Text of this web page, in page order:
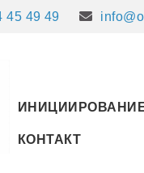
45 49 49
КОНТАКТ